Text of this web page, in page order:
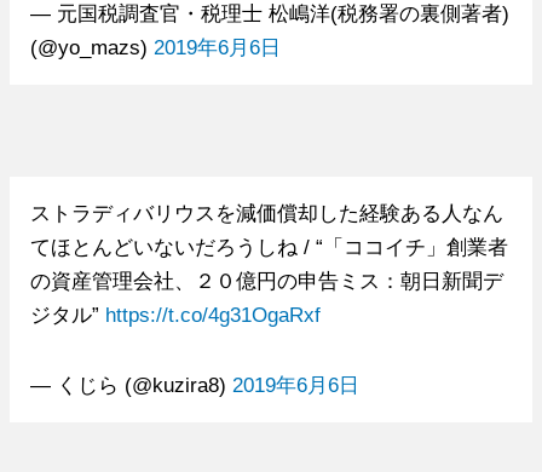
— 元国税調査官・税理士 松嶋洋(税務署の裏側著者)
(@yo_mazs) 2019年6月6日
ストラディバリウスを減価償却した経験ある人なん
てほとんどいないだろうしね / “「ココイチ」創業者
の資産管理会社、２０億円の申告ミス：朝日新聞デ
ジタル” https://t.co/4g31OgaRxf
— くじら (@kuzira8) 2019年6月6日